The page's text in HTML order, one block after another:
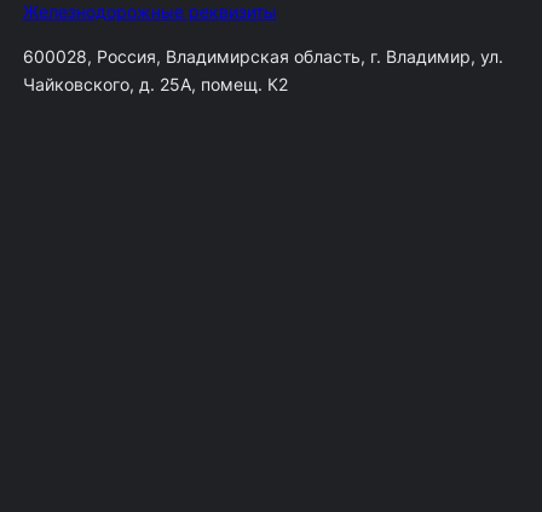
Железнодорожные реквизиты
600028, Россия, Владимирская область, г. Владимир, ул.
Чайковского, д. 25А, помещ. К2